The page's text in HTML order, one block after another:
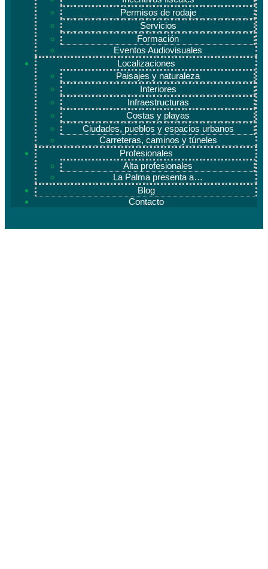
Permisos de rodaje
Servicios
Formación
Eventos Audiovisuales
Localizaciones
Paisajes y naturaleza
Interiores
Infraestructuras
Costas y playas
Ciudades, pueblos y espacios urbanos
Carreteras, caminos y túneles
Profesionales
Alta profesionales
La Palma presenta a…
Blog
Contacto